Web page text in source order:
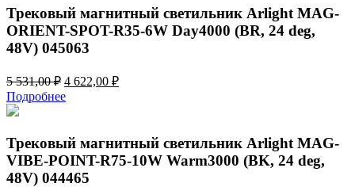
787,00 ₽.
Трековый магнитный светильник Arlight MAG-
ORIENT-SPOT-R35-6W Day4000 (BR, 24 deg,
48V) 045063
5 531,00₽ Первоначальная
цена
составляла
531,00 ₽.
4 622,00 ₽Текущая
Подробнее
Трековый магнитный светильник Arlight MAG-
VIBE-POINT-R75-10W Warm3000 (BK, 24 deg,
48V) 044465